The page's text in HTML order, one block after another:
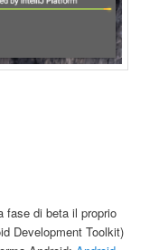
fase di beta il proprio
Development Toolkit)